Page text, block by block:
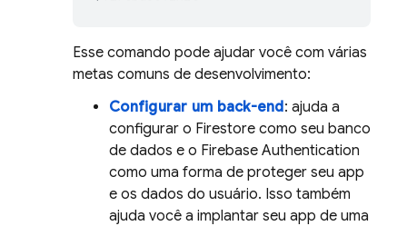
Esse comando pode ajudar você com várias
metas comuns de desenvolvimento:
Configurar um back-end: ajuda a
configurar o Firestore como seu banco
de dados e o Firebase Authentication
como uma forma de proteger seu app
e os dados do usuário. Isso também
ajuda você a implantar seu app de uma